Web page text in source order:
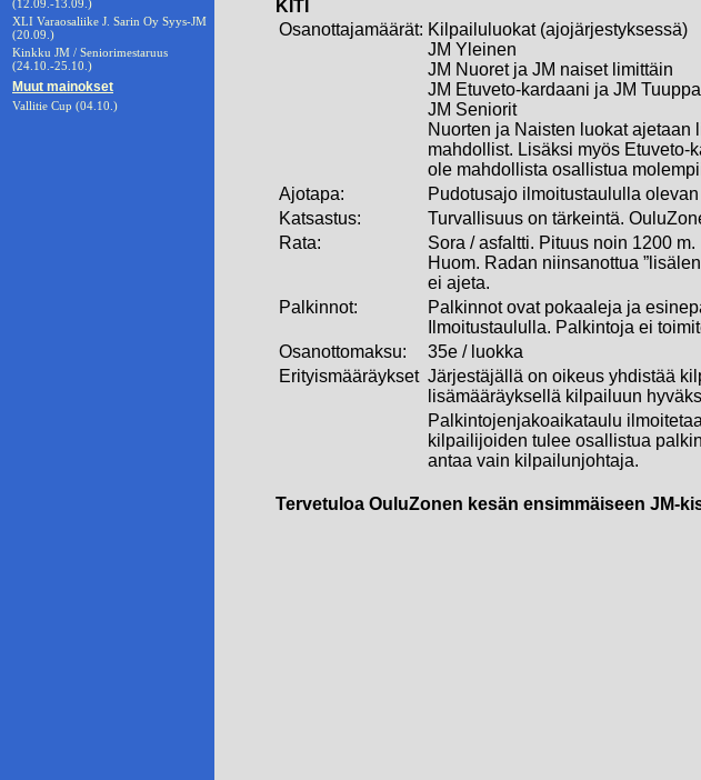
(12.09.-13.09.)
XLI Varaosaliike J. Sarin Oy Syys-JM
(20.09.)
Kinkku JM / Seniorimestaruus
(24.10.-25.10.)
Muut mainokset
Vallitie Cup (04.10.)
KITI
Osanottajamäärät: Kilpailuluokat (ajojärjestyksessä)
JM Yleinen
JM Nuoret ja JM naiset limittäin
JM Etuveto-kardaani ja JM
JM Seniorit
Nuorten ja Naisten luokat
mahdollist. Lisäksi myös Etuveto-
ole mahdollista osallistua
Ajotapa:
Pudotusajo ilmoitustaululla
Katsastus:
Turvallisuus on tärkeintä.
Rata:
Sora / asfaltti. Pituus noin 1200 m.
Huom. Radan niinsanottua
ei ajeta.
Palkinnot:
Palkinnot ovat pokaaleja ja
Ilmoitustaululla. Palkintoja ei
Osanottomaksu:
35e / luokka
Erityismääräykset Järjestäjällä on oikeus yhdistää
lisämääräyksellä kilpailuun
Palkintojenjakoaikataulu
kilpailijoiden tulee osallistua
antaa vain kilpailunjohtaja.
Tervetuloa OuluZonen kesän ensimmäiseen JM-